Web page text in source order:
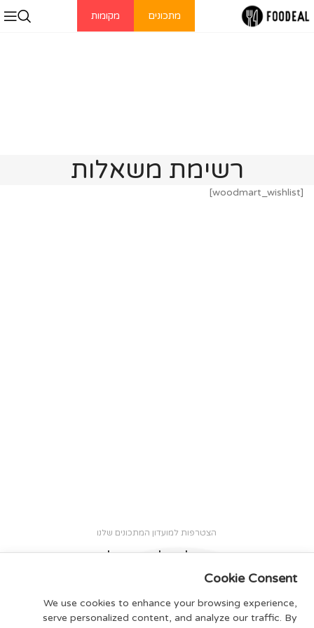
מתכונים מקומות
רשימת משאלות
[woodmart_wishlist]
הצטרפות למועדון המתכונים שלנו
הצטרפו לניוזלטר וקבלו מגזין
אישור למדיניות הפרטיות שלנו, מבטיחים לא לשלוח ספאם :)
Cookie Consent
We use cookies to enhance your browsing experience,
serve personalized content, and analyze our traffic. By